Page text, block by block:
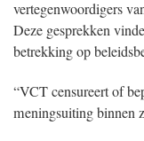
vertegenwoordigers
Deze gesprekken
betrekking op
“VCT censureert of
meningsuiting binnen